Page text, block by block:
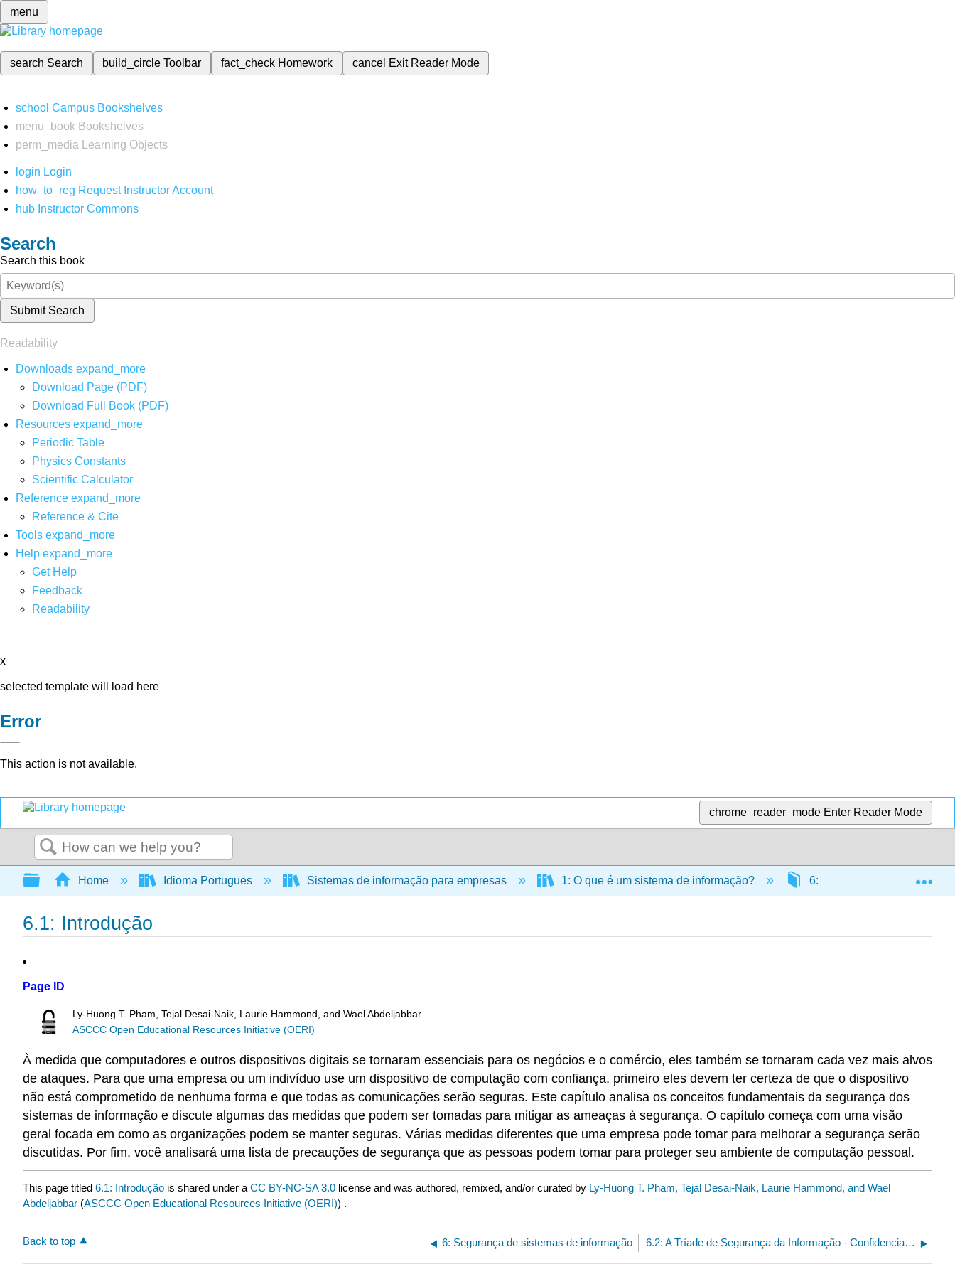
menu
search Search build_circleToolbar fact_check Homework cancel Exit Reader Mode
school Campus Bookshelves
menu_book Bookshelves
perm_media
Learning Objects
login Login
how_to_reg Request Instructor Account
hub Instructor Commons
Search
Search this book
Submit Search
Readability
Downloads expand_more
Download Page (PDF)
Download Full Book (PDF)
Resources expand_more
Periodic Table
Physics Constants
Scientific Calculator
Reference expand_more
Reference & Cite
Tools expand_more
Help expand_more
Get Help
Feedback
Readability
x
selected template will load here
Error
This action is not available.
chrome_reader_mode Enter Reader Mode
Search
Expand/collapse global hierarchy
Home Idioma Portugues Sistemas de informação para empresas 1: O que é um sistema de informação? 6: Segurança de sistemas
6.1: Introdução
Page ID
Ly-Huong T. Pham, Tejal Desai-Naik, Laurie Hammond, and Wael Abdeljabbar
ASCCC Open Educational Resources Initiative (OERI)
À medida que computadores e outros dispositivos digitais se tornaram essenciais para os negócios e o comércio, eles também se tornaram cada vez mais alvos
de ataques. Para que uma empresa ou um indivíduo use um dispositivo de computação com confiança, primeiro eles devem ter certeza de que o dispositivo
não está comprometido de nenhuma forma e que todas as comunicações serão seguras. Este capítulo analisa os conceitos fundamentais da segurança dos
sistemas de informação e discute algumas das medidas que podem ser tomadas para mitigar as ameaças à segurança. O capítulo começa com uma visão
geral focada em como as organizações podem se manter seguras. Várias medidas diferentes que uma empresa pode tomar para melhorar a segurança serão
discutidas. Por fim, você analisará uma lista de precauções de segurança que as pessoas podem tomar para proteger seu ambiente de computação pessoal.
This page titled 6.1: Introdução is shared under a CC BY-NC-SA 3.0 license and was authored, remixed, and/or curated by Ly-Huong T. Pham, Tejal Desai-Naik, Laurie Hammond, and Wael
Abdeljabbar (ASCCC Open Educational Resources Initiative (OERI)) .
Back to top 6: Segurança de sistemas de informação 6.2: A Tríade de Segurança da Informação - Confidencialidade, Integridade e Disponibilidade (CIA)